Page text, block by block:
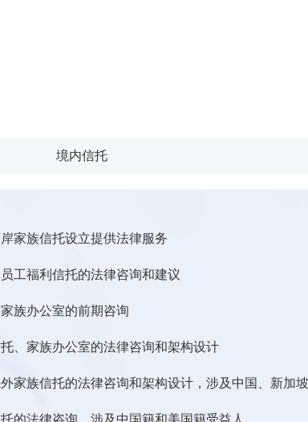
境内信托
家族信托设立提供法律服务
工福利信托的法律咨询和建议
族办公室的前期咨询
、家族办公室的法律咨询和架构设计
家族信托的法律咨询和架构设计，涉及中国、新加
的法律咨询，涉及中国籍和美国籍受益人